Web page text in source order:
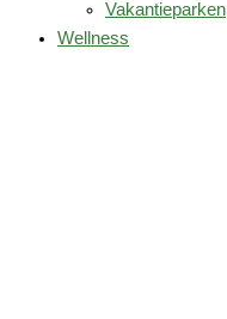
Vakantieparken
Wellness